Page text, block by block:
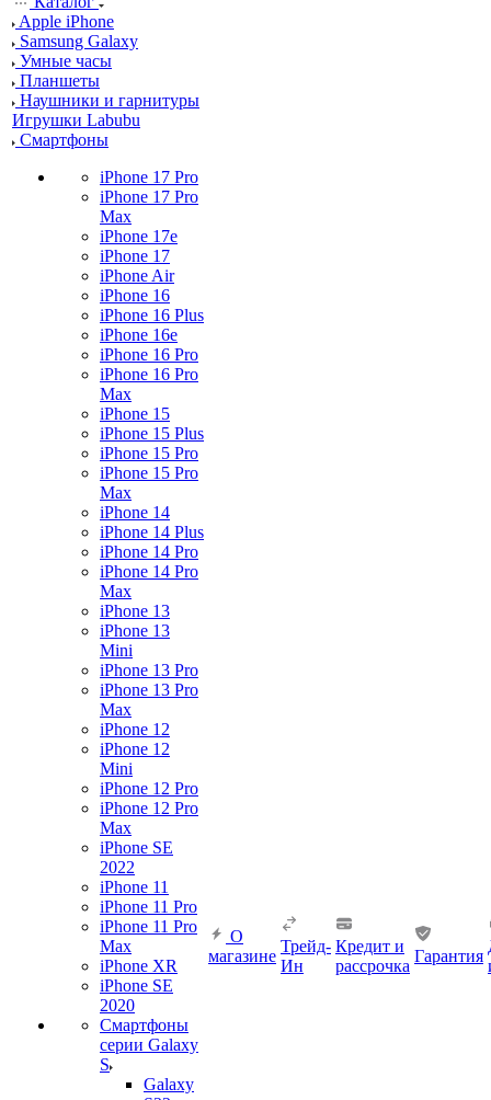
Apple iPhone
Samsung Galaxy
Умные часы
Планшеты
Наушники и гарнитуры
Игрушки Labubu
Смартфоны
iPhone 17 Pro
iPhone 17 Pro
Max
iPhone 17e
iPhone 17
iPhone Air
iPhone 16
iPhone 16 Plus
iPhone 16e
iPhone 16 Pro
iPhone 16 Pro
Max
iPhone 15
iPhone 15 Plus
iPhone 15 Pro
iPhone 15 Pro
Max
iPhone 14
iPhone 14 Plus
iPhone 14 Pro
iPhone 14 Pro
Max
iPhone 13
iPhone 13
Mini
iPhone 13 Pro
iPhone 13 Pro
Max
iPhone 12
iPhone 12
Mini
iPhone 12 Pro
iPhone 12 Pro
Max
iPhone SE
2022
iPhone 11
iPhone 11 Pro
iPhone 11 Pro
Max
iPhone XR
iPhone SE
2020
Смартфоны
серии Galaxy
S
Galaxy
О
магазине
Трейд-
Ин
Кредит и
рассрочка
Гарантия